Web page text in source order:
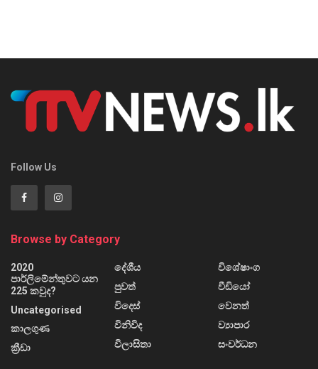
Follow Us
Browse by Category
2020
පාර්ලිමේන්තුවට යන
225 කවුද?
Uncategorised
කාලගුණ
ක්‍රීඩා
දේශීය
පුවත්
විදෙස්
විනිවිද
විලාසිතා
විශේෂාංග
වීඩියෝ
වෙනත්
ව්‍යාපාර
සංවර්ධන